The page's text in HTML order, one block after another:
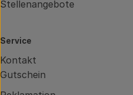
Stellenangebote
Service
Kontakt
Gutschein